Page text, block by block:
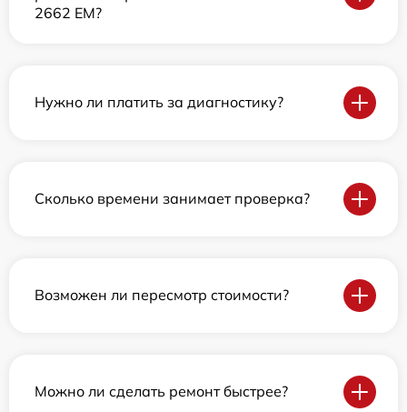
2662 EM?
Нужно ли платить за диагностику?
Сколько времени занимает проверка?
Возможен ли пересмотр стоимости?
Можно ли сделать ремонт быстрее?